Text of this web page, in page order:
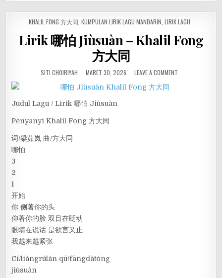
POSTED
KHALIL FONG 方大同 KUMPULAN LIRIK LAGU MANDARIN LIRIK LAGU
Lirik 哪怕 Jiùsuàn – Khalil Fong
方大同
SITI CHOIRIYAH MARET 30, 2026 LEAVE A COMMENT
Judul Lagu / Lirik 哪怕 Jiùsuàn
Penyanyi Khalil Fong 方大同
词/梁茹岚 曲/方大同
哪怕
3
2
1
开始
你 侧著你的头
仰著你的脸 双目在眨动
眼睛在说话 是欲言又止
我越来越紧张
Cí/liángrúlán qū/fāngdàtóng
jiùsuàn